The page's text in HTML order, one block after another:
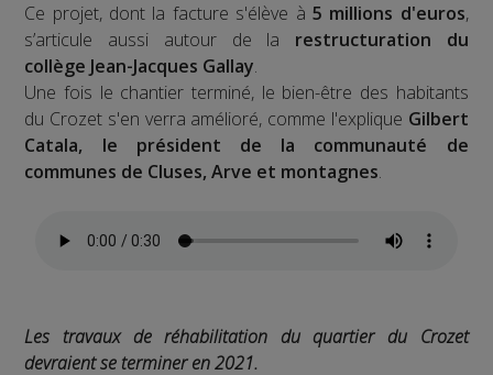
Ce projet, dont la facture s'élève à 5 millions d'euros,
s’articule aussi autour de la restructuration du
collège Jean-Jacques Gallay.
Une fois le chantier terminé, le bien-être des habitants
du Crozet s'en verra amélioré, comme l'explique Gilbert
Catala, le président de la communauté de
communes de Cluses, Arve et montagnes.
Les travaux de réhabilitation du quartier du Crozet
devraient se terminer en 2021.